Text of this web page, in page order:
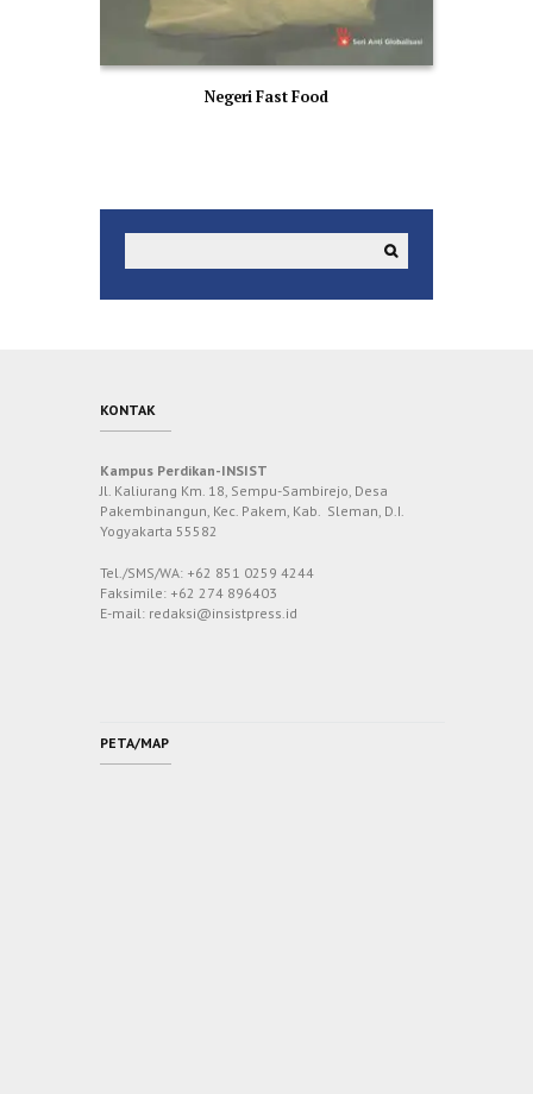
Negeri Fast Food
KONTAK
Kampus Perdikan-INSIST
Jl. Kaliurang Km. 18, Sempu-Sambirejo, Desa
Pakembinangun, Kec. Pakem, Kab. Sleman, D.I.
Yogyakarta 55582
Tel./SMS/WA: +62 851 0259 4244
Faksimile: +62 274 896403
E-mail: redaksi@insistpress.id
PETA/MAP